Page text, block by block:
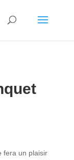
fera un plaisir